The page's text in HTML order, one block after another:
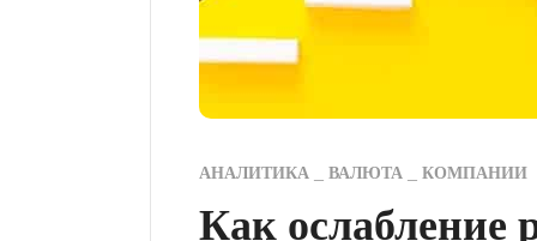
АНАЛИТИКА ВАЛЮТА КОМПАНИИ
Как ослабление